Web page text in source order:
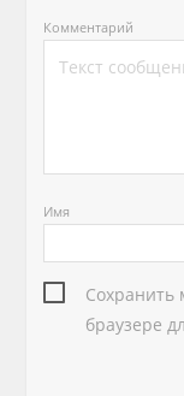
Комментарий
Имя
Сохранить
браузере